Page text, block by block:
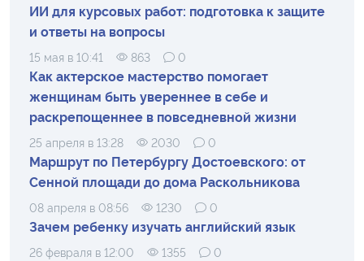
ИИ для курсовых работ: подготовка к защите
и ответы на вопросы
15 мая в 10:41 863 0
Как актерское мастерство помогает
женщинам быть увереннее в себе и
раскрепощеннее в повседневной жизни
25 апреля в 13:28 2030 0
Маршрут по Петербургу Достоевского: от
Сенной площади до дома Раскольникова
08 апреля в 08:56 1230 0
Зачем ребенку изучать английский язык
26 февраля в 12:00 1355 0